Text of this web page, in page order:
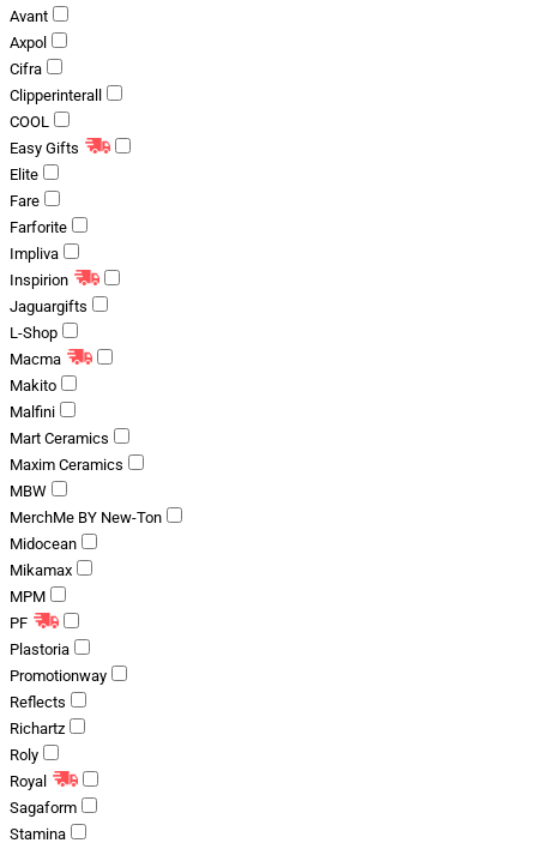
Avant
Axpol
Cifra
Clipperinterall
COOL
Easy Gifts
Elite
Fare
Farforite
Impliva
Inspirion
Jaguargifts
L-Shop
Macma
Makito
Malfini
Mart Ceramics
Maxim Ceramics
MBW
MerchMe BY New-Ton
Midocean
Mikamax
MPM
PF
Plastoria
Promotionway
Reflects
Richartz
Roly
Royal
Sagaform
Stamina